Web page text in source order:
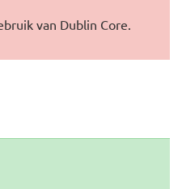
van Dublin Core.